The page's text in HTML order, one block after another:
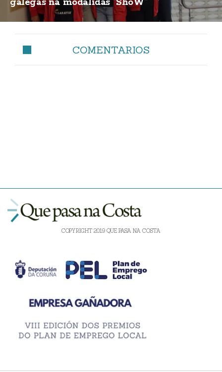
COMENTARIOS
COPYRIGHT 2019 QUE PASA NA COSTA